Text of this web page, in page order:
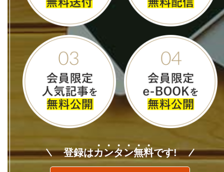
登録はカンタン無料です!